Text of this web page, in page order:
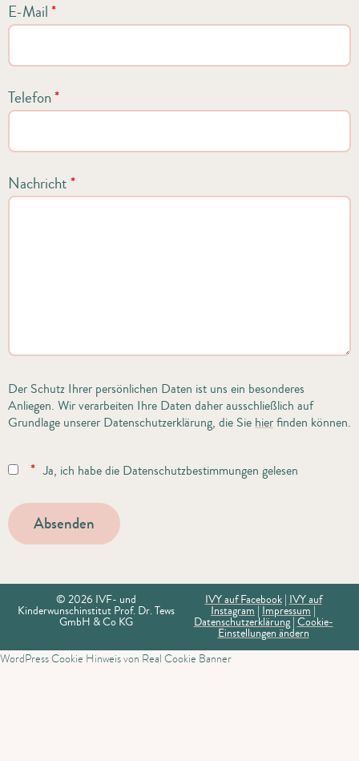
E-Mail*
Telefon*
Nachricht*
Der Schutz Ihrer persönlichen Daten ist uns ein besonderes
Anliegen. Wir verarbeiten Ihre Daten daher ausschließlich auf
Grundlage unserer Datenschutzerklärung, die Sie hierfinden können.
* Ja, ich habe die Datenschutzbestimmungen gelesen
© 2026 IVF- und
Kinderwunschinstitut Prof. Dr. Tews
GmbH & Co KG
IVY auf Facebook|IVY auf
Instagram | Impressum |
Datenschutzerklärung|Cookie-
Einstellungen ändern
WordPress Cookie Hinweis von Real Cookie Banner